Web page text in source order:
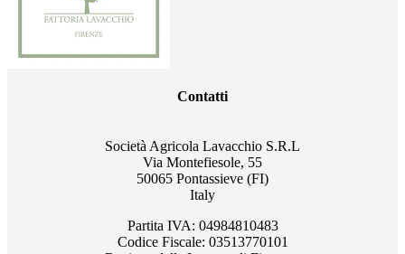
Contatti
Società Agricola Lavacchio S.R.L
Via Montefiesole, 55
50065 Pontassieve (FI)
Italy
Partita IVA: 04984810483
Codice Fiscale: 03513770101